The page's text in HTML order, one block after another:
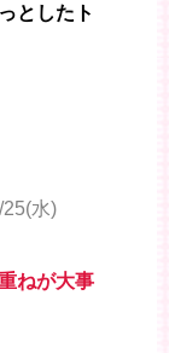
としたト
水)
ねが大事